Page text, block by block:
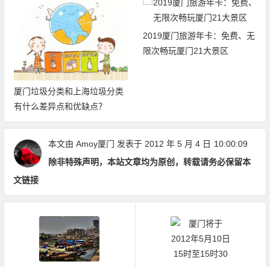
厦门垃圾分类和上海垃圾分类
有什么差异点和优缺点？
2019厦门旅游年卡：免费、无
限次畅玩厦门21大景区
本文由 Amoy厦门 发表于 2012 年 5 月 4 日 10:00:09
除非特殊声明，本站文章均为原创，转载请务必保留本
文链接